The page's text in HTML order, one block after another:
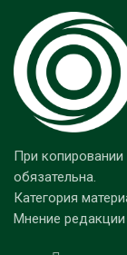
При копировании
обязательна.
Категория
Мнение